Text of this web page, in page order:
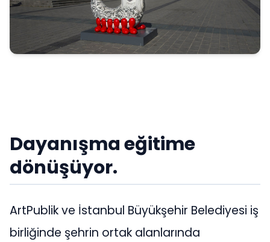
Dayanışma eğitime
dönüşüyor.
ArtPublik ve İstanbul Büyükşehir Belediyesi iş
birliğinde şehrin ortak alanlarında